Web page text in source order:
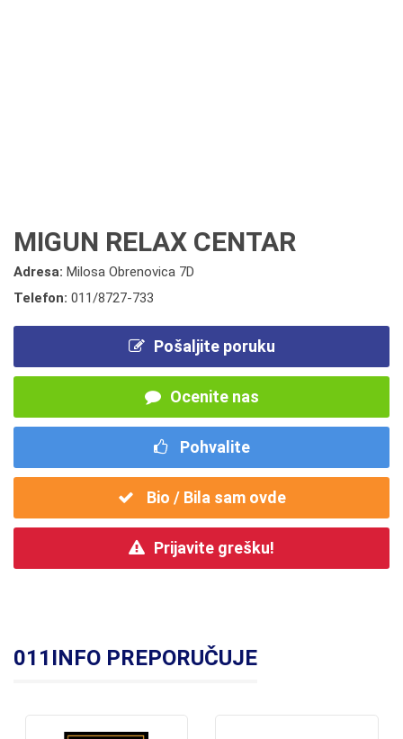
MIGUN RELAX CENTAR
Adresa: Milosa Obrenovica 7D
Telefon: 011/8727-733
Pošaljite poruku
Ocenite nas
Pohvalite
Bio / Bila sam ovde
Prijavite grešku!
011INFO PREPORUČUJE